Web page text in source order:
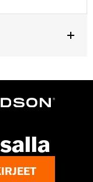
height: 1"